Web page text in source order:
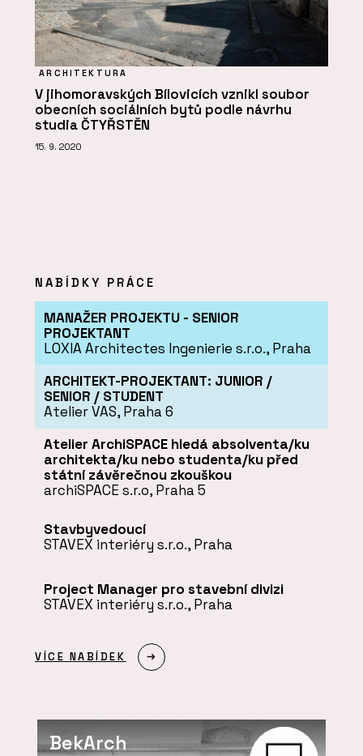
ARCHITEKTURA
V jihomoravských Bílovicích vznikl soubor
obecních sociálních bytů podle návrhu
studia ČTYŘSTĚN
15. 9. 2020
NABÍDKY PRÁCE
MANAŽER PROJEKTU - SENIOR
PROJEKTANT
LOXIA Architectes Ingenierie s.r.o., Praha
ARCHITEKT-PROJEKTANT: JUNIOR /
SENIOR / STUDENT
Atelier VAS, Praha 6
Atelier ArchiSPACE hledá absolventa/ku
architekta/ku nebo studenta/ku před
státní závěrečnou zkouškou
archiSPACE s.r.o, Praha 5
Stavbyvedoucí
STAVEX interiéry s.r.o., Praha
Project Manager pro stavební divizi
STAVEX interiéry s.r.o., Praha
VÍCE NABÍDEK
BekArch